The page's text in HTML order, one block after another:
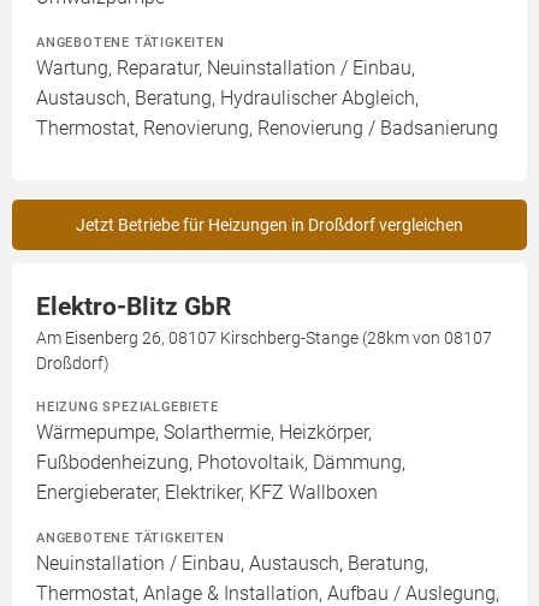
ANGEBOTENE TÄTIGKEITEN
Wartung, Reparatur, Neuinstallation / Einbau,
Austausch, Beratung, Hydraulischer Abgleich,
Thermostat, Renovierung, Renovierung / Badsanierung
Jetzt Betriebe für Heizungen in Droßdorf vergleichen
Elektro-Blitz GbR
Am Eisenberg 26, 08107 Kirschberg-Stange (28km von 08107
Droßdorf)
HEIZUNG SPEZIALGEBIETE
Wärmepumpe, Solarthermie, Heizkörper,
Fußbodenheizung, Photovoltaik, Dämmung,
Energieberater, Elektriker, KFZ Wallboxen
ANGEBOTENE TÄTIGKEITEN
Neuinstallation / Einbau, Austausch, Beratung,
Thermostat, Anlage & Installation, Aufbau / Auslegung,